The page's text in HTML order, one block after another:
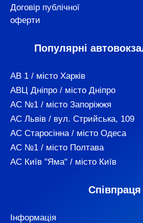
Договір публічної
оферти
Популярні
АВ 1 / місто Харків
АВЦ Дніпро / місто Дніпро
АС №1 / місто Запоріжжя
АС Львів / вул. Стрийська, 109
АС Старосінна / місто Одеса
АС №1 / місто Полтава
АС Київ "Яма" / місто Київ
Співпраця
Інформація